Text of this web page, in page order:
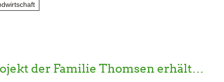
der Familie Thomsen erhält…